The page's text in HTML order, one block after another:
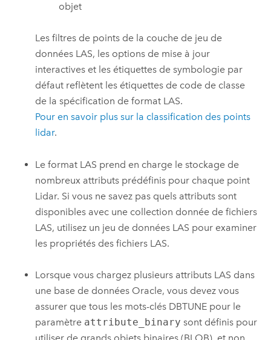
objet
Les filtres de points de la couche de jeu de
données LAS, les options de mise à jour
interactives et les étiquettes de symbologie par
défaut reflètent les étiquettes de code de classe
de la spécification de format LAS.
Pour en savoir plus sur la classification des points
lidar.
Le format LAS prend en charge le stockage de
nombreux attributs prédéfinis pour chaque point
Lidar. Si vous ne savez pas quels attributs sont
disponibles avec une collection donnée de fichiers
LAS, utilisez un jeu de données LAS pour examiner
les propriétés des fichiers LAS.
Lorsque vous chargez plusieurs attributs LAS dans
une base de données Oracle, vous devez vous
assurer que tous les mots-clés DBTUNE pour le
paramètre attribute_binary sont définis pour